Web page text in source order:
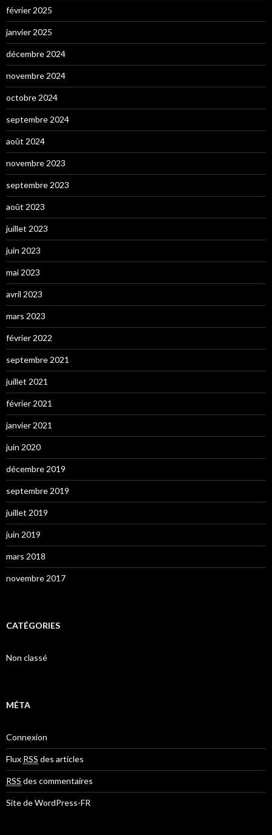
février 2025
janvier 2025
décembre 2024
novembre 2024
octobre 2024
septembre 2024
août 2024
novembre 2023
septembre 2023
août 2023
juillet 2023
juin 2023
mai 2023
avril 2023
mars 2023
février 2022
septembre 2021
juillet 2021
février 2021
janvier 2021
juin 2020
décembre 2019
septembre 2019
juillet 2019
juin 2019
mars 2018
novembre 2017
CATÉGORIES
Non classé
MÉTA
Connexion
Flux RSS des articles
RSS des commentaires
Site de WordPress-FR